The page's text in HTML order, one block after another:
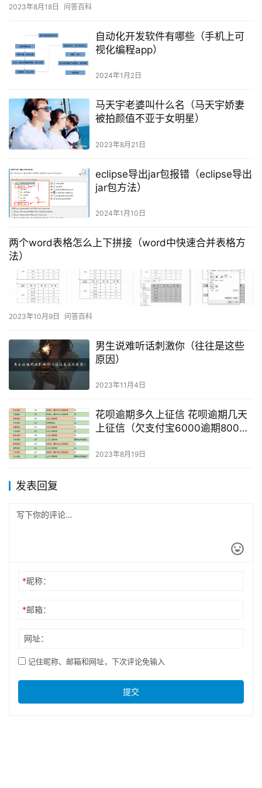
2023年8月18日 问答百科
自动化开发软件有哪些（手机上可
视化编程app）
2024年1月2日
马天宇老婆叫什么名（马天宇娇妻
被拍颜值不亚于女明星）
2023年8月21日
eclipse导出jar包报错（eclipse导出
jar包方法）
2024年1月10日
两个word表格怎么上下拼接（word中快速合并表格方
法）
2023年10月9日 问答百科
男生说难听话刺激你（往往是这些
原因）
2023年11月4日
花呗逾期多久上征信 花呗逾期几天
上征信（欠支付宝6000逾期800多
2023年8月19日
发表回复
*昵称：
*邮箱：
网址：
记住昵称、邮箱和网址，下次评论免输入
提交